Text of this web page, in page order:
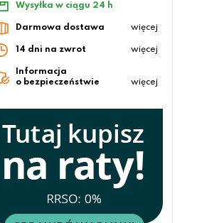
Wysyłka w ciągu 24 h
Darmowa dostawa więcej
14 dni na zwrot więcej
Informacja
o bezpieczeństwie
więcej